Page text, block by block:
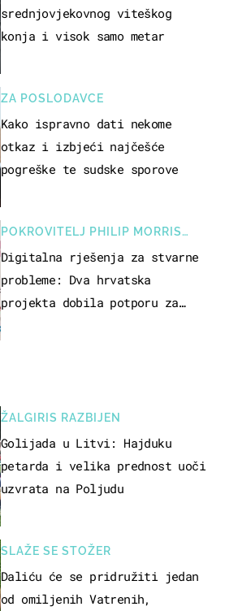
ŽALGIRIS RAZBIJEN
Golijada u Litvi: Hajduku
petarda i velika prednost uoči
uzvrata na Poljudu
SLAŽE SE STOŽER
Daliću će se pridružiti jedan
od omiljenih Vatrenih,
srednjovjekovnog viteškog
konja i visok samo metar
ZA POSLODAVCE
Kako ispravno dati nekome
otkaz i izbjeći najčešće
pogreške te sudske sporove
POKROVITELJ PHILIP MORRIS
ZAGREB
Digitalna rješenja za stvarne
probleme: Dva hrvatska
projekta dobila potporu za